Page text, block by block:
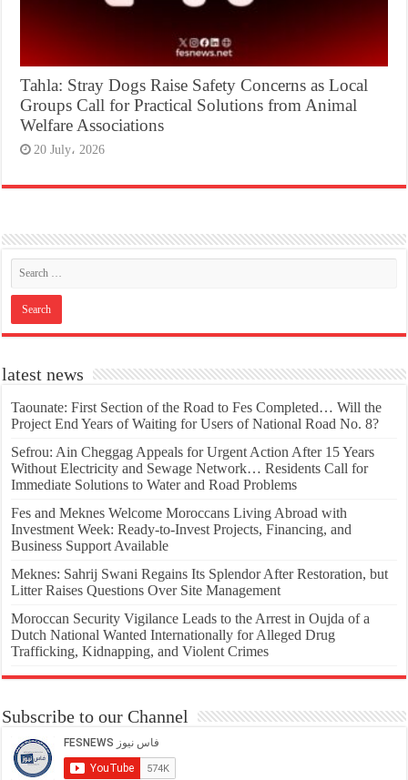
Tahla: Stray Dogs Raise Safety Concerns as Local
Groups Call for Practical Solutions from Animal
Welfare Associations
20 July، 2026
latest news
Taounate: First Section of the Road to Fes Completed… Will the
Project End Years of Waiting for Users of National Road No. 8?
Sefrou: Ain Cheggag Appeals for Urgent Action After 15 Years
Without Electricity and Sewage Network… Residents Call for
Immediate Solutions to Water and Road Problems
Fes and Meknes Welcome Moroccans Living Abroad with
Investment Week: Ready-to-Invest Projects, Financing, and
Business Support Available
Meknes: Sahrij Swani Regains Its Splendor After Restoration, but
Litter Raises Questions Over Site Management
Moroccan Security Vigilance Leads to the Arrest in Oujda of a
Dutch National Wanted Internationally for Alleged Drug
Trafficking, Kidnapping, and Violent Crimes
Subscribe to our Channel